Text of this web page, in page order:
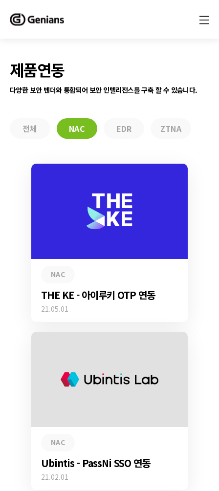
제품연동
다양한 보안 벤더와 통합되어 보안 인텔리전스를 구축 할 수 있습니다.
전체 NAC EDR ZTNA
NAC
THE KE - 아이루키 OTP 연동
21.05.01
NAC
Ubintis - PassNi SSO 연동
21.02.01